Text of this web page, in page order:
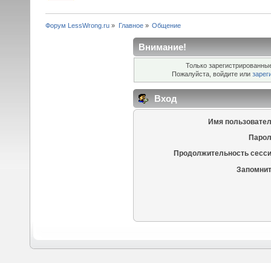
Форум LessWrong.ru » Главное» Общение
Внимание!
Только
Пожалуйста, войдите или
Вход
Имя
Продолжительность